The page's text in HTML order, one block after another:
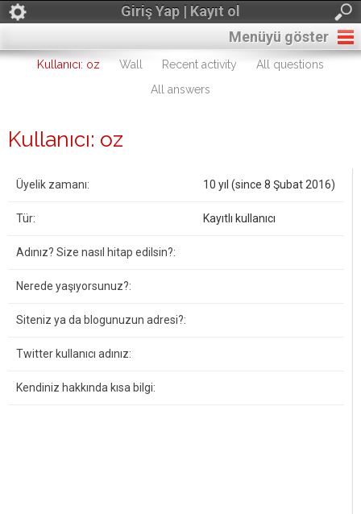
Giriş Yap | Kayıt ol
Menüyü göster
Kullanıcı: oz Wall Recent activity
All questions
All answers
Kullanıcı: oz
Üyelik zamanı: 10 yıl (since 8 Şubat 2016)
Tür: Kayıtlı kullanıcı
Adınız? Size nasıl hitap edilsin?:
Nerede yaşıyorsunuz?:
Siteniz ya da blogunuzun adresi?:
Twitter kullanıcı adınız:
Kendiniz hakkında kısa bilgi: